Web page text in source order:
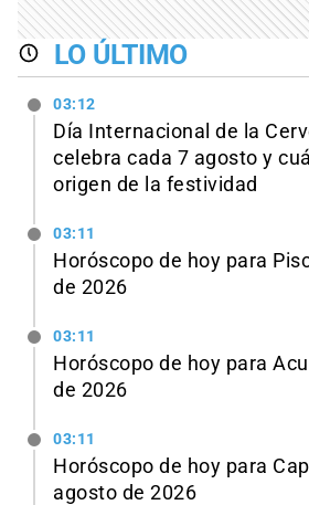
LO ÚLTIMO
03:12
Día Internacional de la
celebra cada 7 agosto y
origen de la festividad
03:11
Horóscopo de hoy para
de 2026
03:11
Horóscopo de hoy para
de 2026
03:11
Horóscopo de hoy para
agosto de 2026